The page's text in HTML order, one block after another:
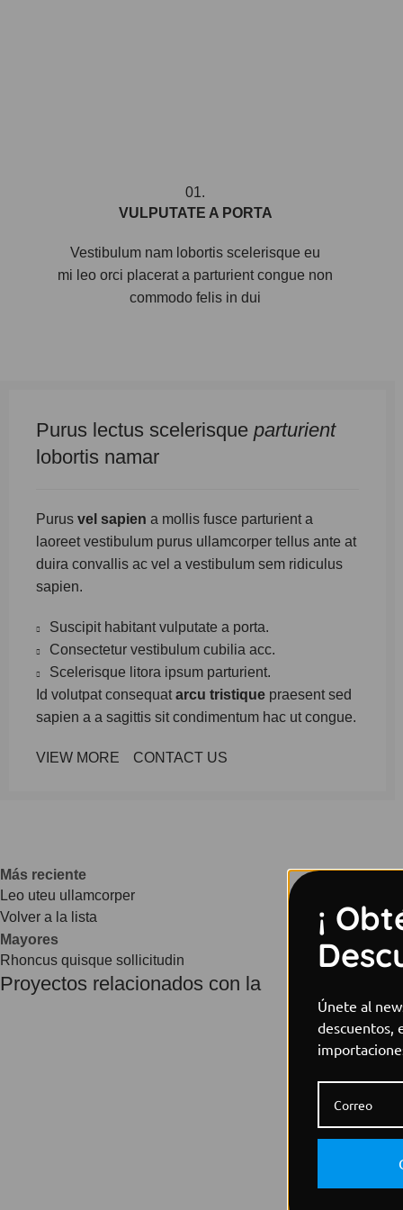
01.
VULPUTATE A PORTA
Vestibulum nam lobortis scelerisque eu
mi leo orci placerat a parturient congue non
commodo felis in dui
Purus lectus scelerisque parturient
lobortis namar
Purus vel sapien a mollis fusce parturient a
laoreet vestibulum purus ullamcorper tellus ante at
duira convallis ac vel a vestibulum sem ridiculus
sapien.
Suscipit habitant vulputate a porta.
Consectetur vestibulum cubilia acc.
Scelerisque litora ipsum parturient.
Id volutpat consequatarcu tristique praesent sed
sapien a a sagittis sit condimentum hac ut congue.
VIEW MORE CONTACT US
Más reciente
Leo uteu ullamcorper
Volver a la lista
Mayores
Rhoncus quisque sollicitudin
Proyectos relacionados con la
¡
Únete al
descuentos,